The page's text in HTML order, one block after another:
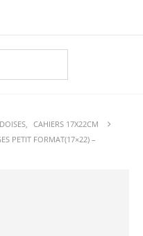
, CAHIERS 17X22CM
PETIT FORMAT(17×22) –